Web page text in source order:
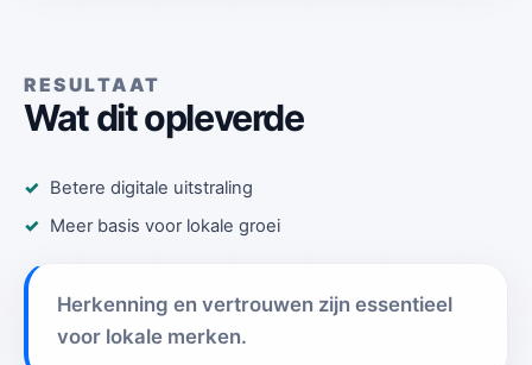
RESULTAAT
Wat dit opleverde
Betere digitale uitstraling
Meer basis voor lokale groei
Herkenning en vertrouwen zijn essentieel
voor lokale merken.